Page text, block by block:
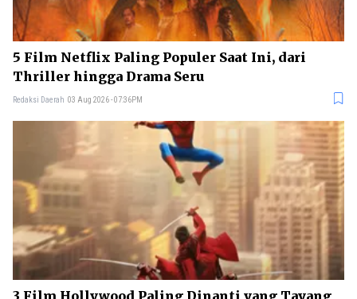
5 Film Netflix Paling Populer Saat Ini, dari
Thriller hingga Drama Seru
Redaksi Daerah 03 Aug 2026 - 07:36PM
3 Film Hollywood Paling Dinanti yang Tayang